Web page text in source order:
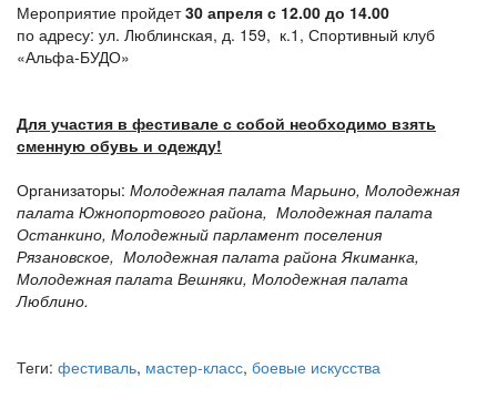
Мероприятие пройдет30 апреля с 12.00 до 14.00
по адресу: ул. Люблинская, д. 159, к.1, Спортивный клуб
«Альфа-БУДО»
Для участия в фестивале с собой необходимо взять
сменную обувь и одежду!
Организаторы: Молодежная палата Марьино, Молодежная
палата Южнопортового района, Молодежная палата
Останкино, Молодежный парламент поселения
Рязановское, Молодежная палата района Якиманка,
Молодежная палата Вешняки, Молодежная палата
Люблино.
Теги: фестиваль, мастер-класс, боевые искусства